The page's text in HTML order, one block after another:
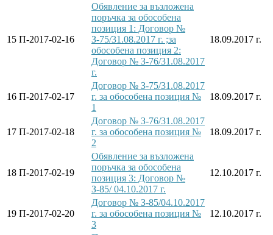
15 П-2017-02-16
Обявление за възложена
поръчка за обособена
позиция 1: Договор №
З-75/31.08.2017 г. ;за
обособена позиция 2:
Договор № З-76/31.08.2017
г.
18.09.2017 г.
16 П-2017-02-17
Договор № З-75/31.08.2017
г. за обособена позиция №
1
18.09.2017 г.
17 П-2017-02-18
Договор № З-76/31.08.2017
г. за обособена позиция №
2
18.09.2017 г.
18 П-2017-02-19
Обявление за възложена
поръчка за обособена
позиция 3: Договор №
З-85/ 04.10.2017 г.
12.10.2017 г.
19 П-2017-02-20
Договор № З-85/04.10.2017
г. за обособена позиция №
3
12.10.2017 г.